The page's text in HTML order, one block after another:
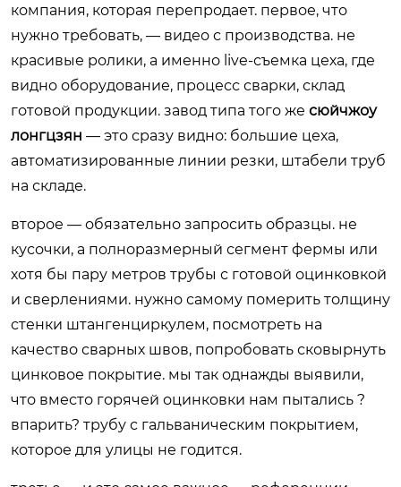
компания, которая перепродает. первое, что
нужно требовать, — видео с производства. не
красивые ролики, а именно live-съемка цеха, где
видно оборудование, процесс сварки, склад
готовой продукции. завод типа того же сюйчжоу
лонгцзян — это сразу видно: большие цеха,
автоматизированные линии резки, штабели труб
на складе.
второе — обязательно запросить образцы. не
кусочки, а полноразмерный сегмент фермы или
хотя бы пару метров трубы с готовой оцинковкой
и сверлениями. нужно самому померить толщину
стенки штангенциркулем, посмотреть на
качество сварных швов, попробовать сковырнуть
цинковое покрытие. мы так однажды выявили,
что вместо горячей оцинковки нам пытались ?
впарить? трубу с гальваническим покрытием,
которое для улицы не годится.